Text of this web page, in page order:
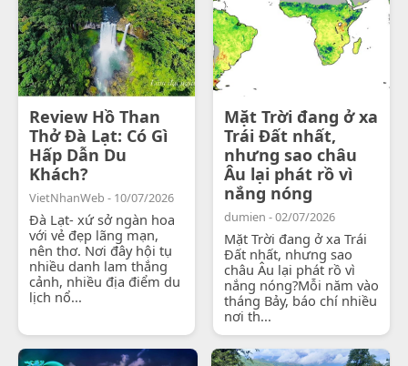
Review Hồ Than
Thở Đà Lạt: Có Gì
Hấp Dẫn Du
Khách?
VietNhanWeb - 10/07/2026
Đà Lạt- xứ sở ngàn hoa
với vẻ đẹp lãng mạn,
nên thơ. Nơi đây hội tụ
nhiều danh lam thắng
cảnh, nhiều địa điểm du
lịch nổ...
Mặt Trời đang ở xa
Trái Đất nhất,
nhưng sao châu
Âu lại phát rồ vì
nắng nóng
dumien - 02/07/2026
Mặt Trời đang ở xa Trái
Đất nhất, nhưng sao
châu Âu lại phát rồ vì
nắng nóng?Mỗi năm vào
tháng Bảy, báo chí nhiều
nơi th...